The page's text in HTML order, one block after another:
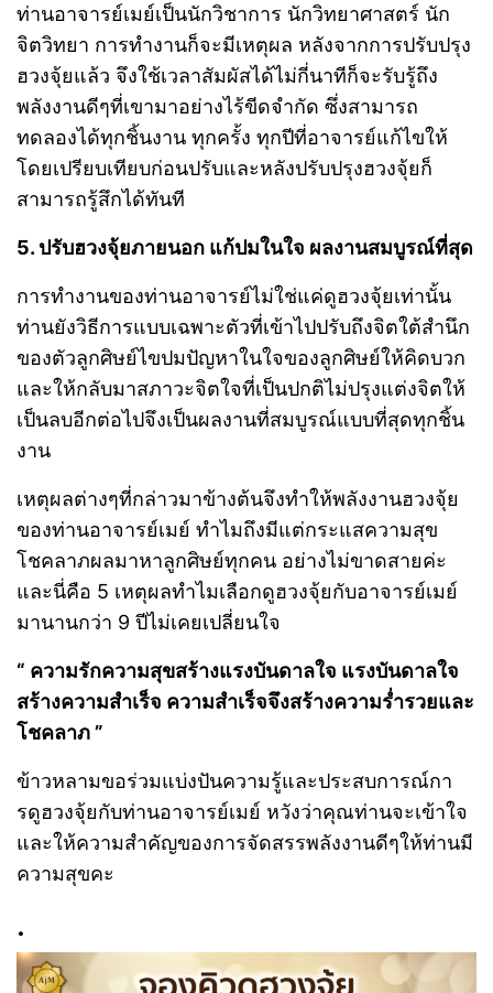
ท่านอาจารย์เมย์เป็นนักวิชาการ นักวิทยาศาสตร์ นัก
จิตวิทยา การทำงานก็จะมีเหตุผล หลังจากการปรับปรุง
ฮวงจุ้ยแล้ว จึงใช้เวลาสัมผัสได้ไม่กี่นาทีก็จะรับรู้ถึง
พลังงานดีๆที่เขามาอย่างไร้ขีดจำกัด ซึ่งสามารถ
ทดลองได้ทุกชิ้นงาน ทุกครั้ง ทุกปีที่อาจารย์แก้ไขให้
โดยเปรียบเทียบก่อนปรับและหลังปรับปรุงฮวงจุ้ยก็
สามารถรู้สึกได้ทันที
5. ปรับฮวงจุ้ยภายนอก แก้ปมในใจ ผลงานสมบูรณ์ที่สุด
การทำงานของท่านอาจารย์ไม่ใช่แค่ดูฮวงจุ้ยเท่านั้น
ท่านยังวิธีการแบบเฉพาะตัวที่เข้าไปปรับถึงจิตใต้สำนึก
ของตัวลูกศิษย์ไขปมปัญหาในใจของลูกศิษย์ให้คิดบวก
และให้กลับมาสภาวะจิตใจที่เป็นปกติไม่ปรุงแต่งจิตให้
เป็นลบอีกต่อไปจึงเป็นผลงานที่สมบูรณ์แบบที่สุดทุกชิ้น
งาน
เหตุผลต่างๆที่กล่าวมาข้างต้นจึงทำให้พลังงานฮวงจุ้ย
ของท่านอาจารย์เมย์ ทำไมถึงมีแต่กระแสความสุข
โชคลาภผลมาหาลูกศิษย์ทุกคน อย่างไม่ขาดสายค่ะ
และนี่คือ 5 เหตุผลทำไมเลือกดูฮวงจุ้ยกับอาจารย์เมย์
มานานกว่า 9 ปีไม่เคยเปลี่ยนใจ
“ ความรักความสุขสร้างแรงบันดาลใจ แรงบันดาลใจ
สร้างความสำเร็จ ความสำเร็จจึงสร้างความร่ำรวยและ
โชคลาภ ”
ข้าวหลามขอร่วมแบ่งปันความรู้และประสบการณ์กา
รดูฮวงจุ้ยกับท่านอาจารย์เมย์ หวังว่าคุณท่านจะเข้าใจ
และให้ความสำคัญของการจัดสรรพลังงานดีๆให้ท่านมี
ความสุขคะ
.